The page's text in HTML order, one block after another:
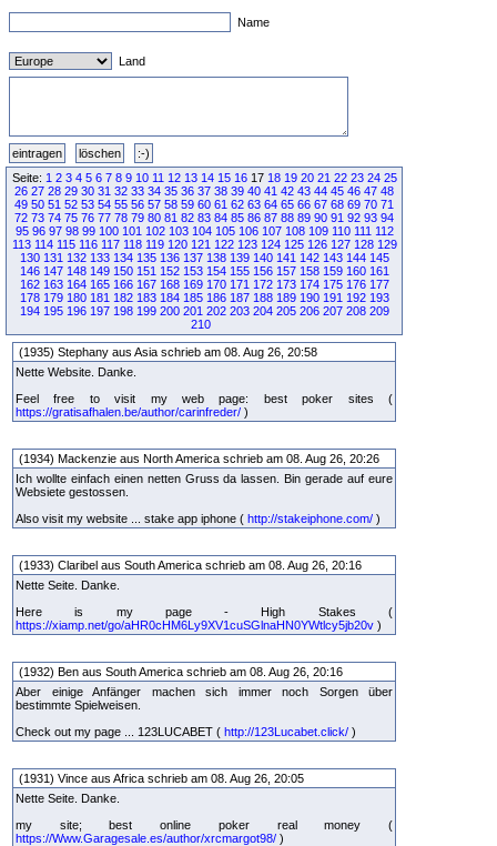
Name
Land
Seite: 1 2 3 4 5 6 7 8 9 10 11 12 13 14 15 1617 18 19 20 21 22 23 24 25
26 27 28 29 30 31 32 33 34 35 36 37 38 39 40 41 42 43 44 45 46 47 48
49 50 51 52 53 54 55 56 57 58 59 60 61 62 63 64 65 66 67 68 69 70 71
72 73 74 75 76 77 78 79 80 81 82 83 84 85 86 87 88 89 90 91 92 93 94
95 96 97 98 99 100 101 102 103 104 105 106 107 108 109 110 111 112
113 114 115 116 117 118 119 120 121 122 123 124 125 126 127 128 129
130 131 132 133 134 135 136 137 138 139 140 141 142 143 144 145
146 147 148 149 150 151 152 153 154 155 156 157 158 159 160 161
162 163 164 165 166 167 168 169 170 171 172 173 174 175 176 177
178 179 180 181 182 183 184 185 186 187 188 189 190 191 192 193
194 195 196 197 198 199 200 201 202 203 204 205 206 207 208 209
210
(1935) Stephany aus Asia schrieb am 08. Aug 26, 20:58
Nette Website. Danke.
Feel free to visit my web page: best poker sites (
https://gratisafhalen.be/author/carinfreder/ )
(1934) Mackenzie aus North America schrieb am 08. Aug 26, 20:26
Ich wollte einfach einen netten Gruss da lassen. Bin gerade auf eure
Websiete gestossen.
Also visit my website ... stake app iphone ( http://stakeiphone.com/ )
(1933) Claribel aus South America schrieb am 08. Aug 26, 20:16
Nette Seite. Danke.
Here is my page - High Stakes (
https://xiamp.net/go/aHR0cHM6Ly9XV1cuSGlnaHN0YWtlcy5jb20v )
(1932) Ben aus South America schrieb am 08. Aug 26, 20:16
Aber einige Anfänger machen sich immer noch Sorgen über
bestimmte Spielweisen.
Check out my page ... 123LUCABET ( http://123Lucabet.click/ )
(1931) Vince aus Africa schrieb am 08. Aug 26, 20:05
Nette Seite. Danke.
my site; best online poker real money (
https://Www.Garagesale.es/author/xrcmargot98/ )